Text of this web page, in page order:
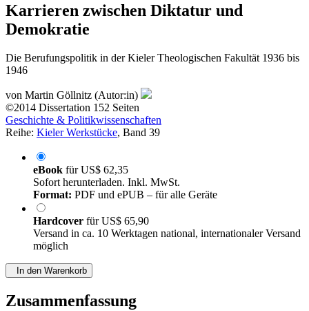
Karrieren zwischen Diktatur und
Demokratie
Die Berufungspolitik in der Kieler Theologischen Fakultät 1936 bis
1946
von Martin Göllnitz (Autor:in)
©2014 Dissertation 152 Seiten
Geschichte & Politikwissenschaften
Reihe: Kieler Werkstücke, Band 39
eBook fürUS$ 62,35
Sofort herunterladen. Inkl. MwSt.
Format: PDF und ePUB – für alle Geräte
Hardcover fürUS$ 65,90
Versand in ca. 10 Werktagen national, internationaler Versand
möglich
In den Warenkorb
Zusammenfassung